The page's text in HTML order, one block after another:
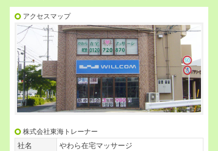
アクセスマップ
株式会社東海トレーナー
社名
やわら在宅マッサージ